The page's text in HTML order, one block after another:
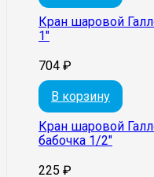
Кран шаровой
1″
704 ₽
В корзину
Кран шаровой
бабочка 1/2″
225 ₽